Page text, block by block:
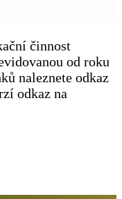
činnost
od roku
naleznete odkaz
odkaz na